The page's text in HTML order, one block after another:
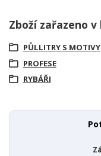
Zboží zařazeno
PŮLLITRY S MOTIVY
PROFESE
RYBÁŘI